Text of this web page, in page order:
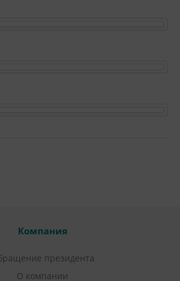
Компания
президента
О компании